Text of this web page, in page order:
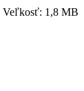
Veľkosť: 1,8 MB